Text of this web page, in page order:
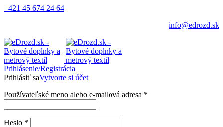
+421 45 674 24 64
info@edrozd.sk
Prihlásenie/Registrácia
Prihlásiť saVytvorte si účet
Používateľské meno alebo e-mailová adresa *
Heslo *